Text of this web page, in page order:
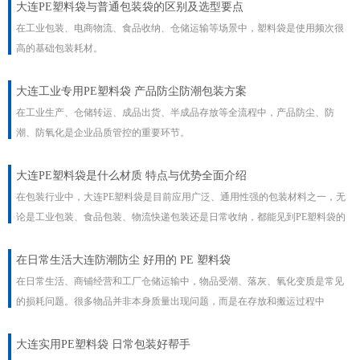
大连PE塑料袋与普通包装袋的区别及选型要点
在工业包装、电商物流、食品收纳、仓储运输等场景中，塑料袋是使用频次很
高的基础包装耗材。
大连工业专用PE塑料袋 产品防尘防潮包装方案
在工业生产、仓储转运、成品出货、半成品存放等全流程中，产品防尘、防
潮、防氧化是企业品质管控的重要环节。
大连PE塑料袋是什么材质 特点与优势全面介绍
在包装行业中，大连PE塑料袋是目前应用广泛、通用性强的包装材料之一，无
论是工业包装、食品包装、物流快递包装还是日常收纳，都能见到PE塑料袋的
​在日常生活大连防潮防尘 好用的 PE 塑料袋
在日常生活、商铺经营和工厂仓储运输中，物品受潮、落灰、氧化变质是常见
的损耗问题。很多物品并非本身质量出现问题，而是在存放和搬运过程中
大连实用PE塑料袋 日常包装好帮手